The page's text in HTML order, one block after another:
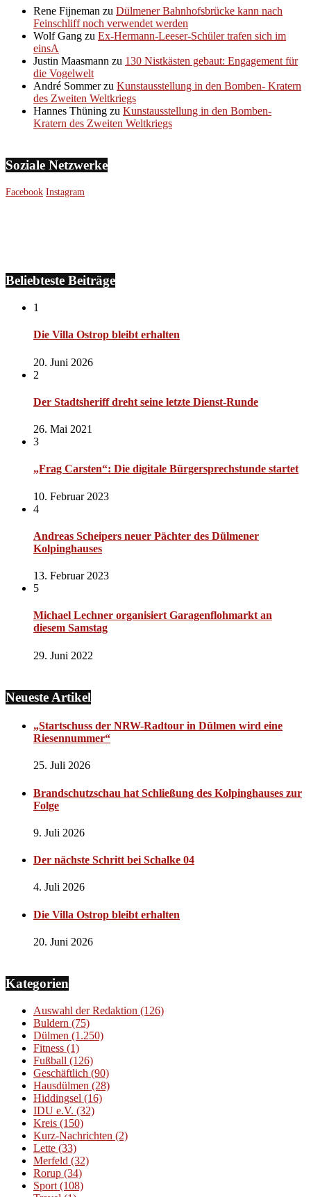
Rene Fijneman zu Dülmener Bahnhofsbrücke kann nach
Feinschliff noch verwendet werden
Wolf Gang zu Ex-Hermann-Leeser-Schüler trafen sich im
einsA
Justin Maasmann zu 130 Nistkästen gebaut: Engagement für
die Vogelwelt
André Sommerzu Kunstausstellung in den Bomben- Kratern
des Zweiten Weltkriegs
Hannes Thüning zu Kunstausstellung in den Bomben-
Kratern des Zweiten Weltkriegs
Soziale Netzwerke
Facebook Instagram
Beliebteste Beiträge
1
Die Villa Ostrop bleibt erhalten
20. Juni 2026
2
Der Stadtsheriff dreht seine letzte Dienst-Runde
26. Mai 2021
3
„Frag Carsten“: Die digitale Bürgersprechstunde startet
10. Februar 2023
4
Andreas Scheipers neuer Pächter des Dülmener
Kolpinghauses
13. Februar 2023
5
Michael Lechner organisiert Garagenflohmarkt an
diesem Samstag
29. Juni 2022
Neueste Artikel
„Startschuss der NRW-Radtour in Dülmen wird eine
Riesennummer“
25. Juli 2026
Brandschutzschau hat Schließung des Kolpinghauses zur
Folge
9. Juli 2026
Der nächste Schritt bei Schalke 04
4. Juli 2026
Die Villa Ostrop bleibt erhalten
20. Juni 2026
Kategorien
Auswahl der Redaktion (126)
Buldern (75)
Dülmen (1.250)
Fitness (1)
Fußball (126)
Geschäftlich (90)
Hausdülmen (28)
Hiddingsel (16)
IDU e.V. (32)
Kreis (150)
Kurz-Nachrichten (2)
Lette (33)
Merfeld (32)
Rorup (34)
Sport (108)